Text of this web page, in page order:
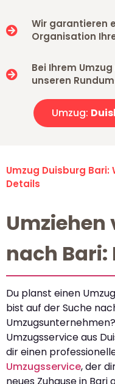
Wir garantieren
Organisation
Bei Ihrem
unseren
Umzug:
Umzug Duisburg
Details
Umziehen
nach Bari:
Du planst einen
bist auf der Suche
Umzugsservice aus
dir einen
Umzugsservice, der